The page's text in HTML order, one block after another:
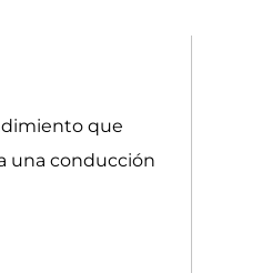
que
una conducción